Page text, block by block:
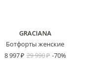
GRACIANA
Ботфорты женские
8 997
29 990 -70%